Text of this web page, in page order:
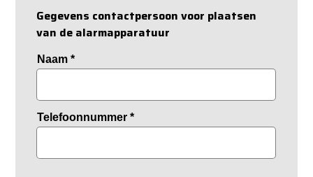
Gegevens contactpersoon voor plaatsen
van de alarmapparatuur
Naam*
Telefoonnummer*